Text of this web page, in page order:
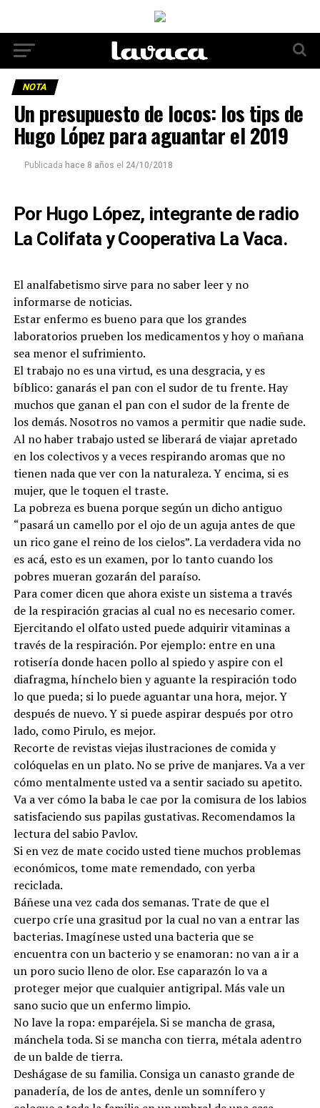
NOTA
Un presupuesto de locos: los tips de
Hugo López para aguantar el 2019
Publicada hace 8 años el 24/10/2018
Por Hugo López, integrante de radio
La Colifata y Cooperativa La Vaca.
El analfabetismo sirve para no saber leer y no
informarse de noticias.
Estar enfermo es bueno para que los grandes
laboratorios prueben los medicamentos y hoy o mañana
sea menor el sufrimiento.
El trabajo no es una virtud, es una desgracia, y es
bíblico: ganarás el pan con el sudor de tu frente. Hay
muchos que ganan el pan con el sudor de la frente de
los demás. Nosotros no vamos a permitir que nadie sude.
Al no haber trabajo usted se liberará de viajar apretado
en los colectivos y a veces respirando aromas que no
tienen nada que ver con la naturaleza. Y encima, si es
mujer, que le toquen el traste.
La pobreza es buena porque según un dicho antiguo
“pasará un camello por el ojo de un aguja antes de que
un rico gane el reino de los cielos”. La verdadera vida no
es acá, esto es un examen, por lo tanto cuando los
pobres mueran gozarán del paraíso.
Para comer dicen que ahora existe un sistema a través
de la respiración gracias al cual no es necesario comer.
Ejercitando el olfato usted puede adquirir vitaminas a
través de la respiración. Por ejemplo: entre en una
rotisería donde hacen pollo al spiedo y aspire con el
diafragma, hínchelo bien y aguante la respiración todo
lo que pueda; si lo puede aguantar una hora, mejor. Y
después de nuevo. Y si puede aspirar después por otro
lado, como Pirulo, es mejor.
Recorte de revistas viejas ilustraciones de comida y
colóquelas en un plato. No se prive de manjares. Va a ver
cómo mentalmente usted va a sentir saciado su apetito.
Va a ver cómo la baba le cae por la comisura de los labios
satisfaciendo sus papilas gustativas. Recomendamos la
lectura del sabio Pavlov.
Si en vez de mate cocido usted tiene muchos problemas
económicos, tome mate remendado, con yerba
reciclada.
Báñese una vez cada dos semanas. Trate de que el
cuerpo críe una grasitud por la cual no van a entrar las
bacterias. Imagínese usted una bacteria que se
encuentra con un bacterio y se enamoran: no van a ir a
un poro sucio lleno de olor. Ese caparazón lo va a
proteger mejor que cualquier antigripal. Más vale un
sano sucio que un enfermo limpio.
No lave la ropa: emparéjela. Si se mancha de grasa,
mánchela toda. Si se mancha con tierra, métala adentro
de un balde de tierra.
Deshágase de su familia. Consiga un canasto grande de
panadería, de los de antes, denle un somnífero y